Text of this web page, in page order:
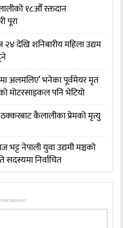
१८औँ रक्तदान
पूरा
देखि शनिबारीय महिला उद्यम
अलमलिए’ भनेका पूर्वमेयर मृत
मोटरसाइकल पनि भेटियो
कैलालीका प्रेमको मृत्यु
भट्ट नेपाली युवा उद्यमी मञ्चको
सदस्यमा निर्वाचित